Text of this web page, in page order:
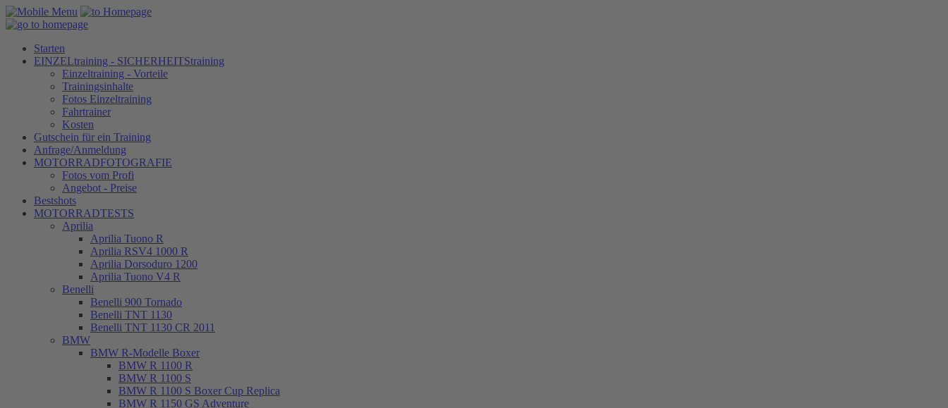
Starten
EINZELtraining - SICHERHEITStraining
Einzeltraining - Vorteile
Trainingsinhalte
Fotos Einzeltraining
Fahrtrainer
Kosten
Gutschein für ein Training
Anfrage/Anmeldung
MOTORRADFOTOGRAFIE
Fotos vom Profi
Angebot - Preise
Bestshots
MOTORRADTESTS
Aprilia
Aprilia Tuono R
Aprilia RSV4 1000 R
Aprilia Dorsoduro 1200
Aprilia Tuono V4 R
Benelli
Benelli 900 Tornado
Benelli TNT 1130
Benelli TNT 1130 CR 2011
BMW
BMW R-Modelle Boxer
BMW R 1100 R
BMW R 1100 S
BMW R 1100 S Boxer Cup Replica
BMW R 1150 GS Adventure